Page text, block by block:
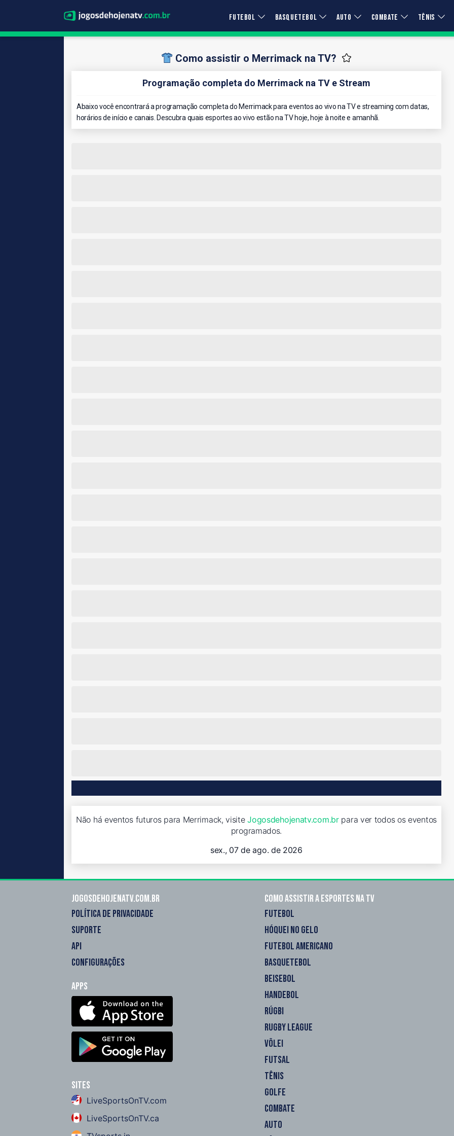
FUTEBOL BASQUETEBOL AUTO COMBATE TÊNIS
Como assistir o Merrimack na TV?
Programação completa do Merrimack na TV e Stream
Abaixo você encontrará a programação completa do Merrimack para eventos ao vivo na TV e streaming com datas,
horários de início e canais. Descubra quais esportes ao vivo estão na TV hoje, hoje à noite e amanhã.
Não há eventos futuros para Merrimack, visiteJogosdehojenatv.com.brpara ver todos os eventos
programados.
sex., 07 de ago. de 2026
Jogosdehojenatv.com.br
POLÍTICA DE PRIVACIDADE
SUPORTE
API
CONFIGURAÇÕES
Apps
Sites
LiveSportsOnTV.com
LiveSportsOnTV.ca
Como assistir a esportes na TV
FUTEBOL
HÓQUEI NO GELO
FUTEBOL AMERICANO
BASQUETEBOL
BEISEBOL
HANDEBOL
RÚGBI
RUGBY LEAGUE
VÔLEI
FUTSAL
TÊNIS
GOLFE
COMBATE
AUTO